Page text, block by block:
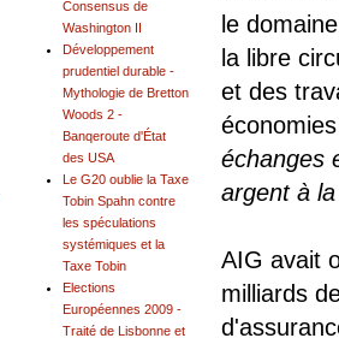
le
la libre
et des
échanges
argent à
AIG avait
milliards
Consensus de
Washington II
Développement
prudentiel durable -
Mythologie de Bretton
Woods 2 -
Banqeroute d'État
des USA
Le G20 oublie la Taxe
Tobin Spahn contre
les spéculations
systémiques et la
Taxe Tobin
Elections
Européennes 2009 -
Traité de Lisbonne et